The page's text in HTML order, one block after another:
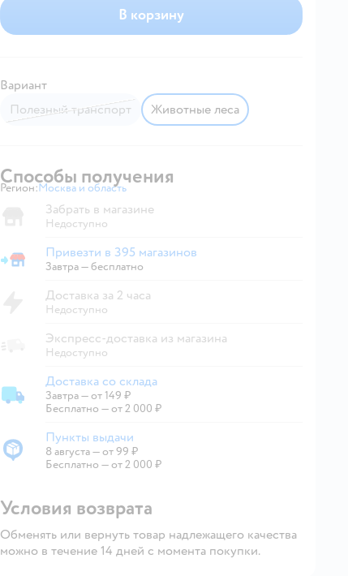
В корзину
Вариант
Полезный транспорт
Животные леса
Способы получения
Регион: Выбор адреса доставки.
Москва и область
Забрать в магазине
Недоступно
Привезти в магазин
Привезти в 395 магазинов
Завтра—бесплатно
Доставка за 2 часа
Недоступно
Экспресс-доставка из магазина
Недоступно
Доставка со склада
Доставка со склада
Завтра—от 149 ₽
Бесплатно — от 2 000 ₽
Пункты выдачи
Пункты выдачи
8 августа—от 99 ₽
Бесплатно — от 2 000 ₽
Условия возврата
Обменять или вернуть товар надлежащего качества
можно в течение 14 дней с момента покупки.